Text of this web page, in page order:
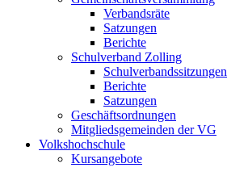
Verbandsräte
Satzungen
Berichte
Schulverband Zolling
Schulverbandssitzungen
Berichte
Satzungen
Geschäftsordnungen
Mitgliedsgemeinden der VG
Volkshochschule
Kursangebote